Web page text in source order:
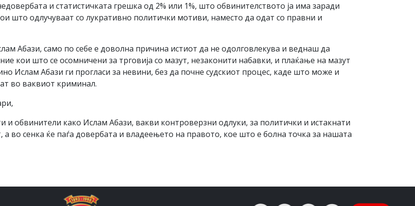
и статистичката грешка од 2% или 1%, што обвинителството ја има заради
што одлучуваат со лукративно политички мотиви, наместо да одат со правни и
Абази, само по себе е доволна причина истиот да не одолговлекува и веднаш да
кои што се осомничени за трговија со мазут, незаконити набавки, и плаќање на мазут
Ислам Абази ги прогласи за невини, без да почне судскиот процес, каде што може и
во ваквиот криминал.
и обвинители како Ислам Абази, вакви контроверзни одлуки, за политички и истакнати
во сенка ќе паѓа довербата и владеењето на правото, кое што е болна точка за нашата